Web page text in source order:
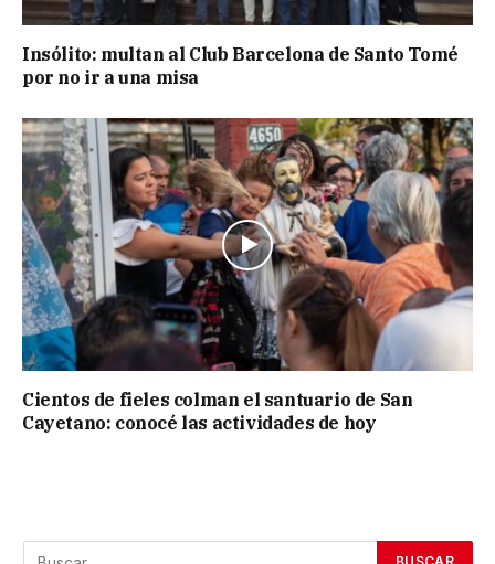
Insólito: multan al Club Barcelona de Santo Tomé
por no ir a una misa
Cientos de fieles colman el santuario de San
Cayetano: conocé las actividades de hoy